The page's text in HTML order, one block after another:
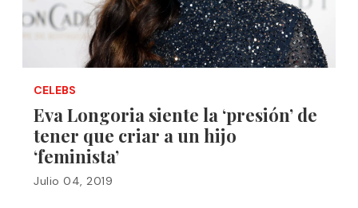
CELEBS
Eva Longoria siente la ‘presión’ de
tener que criar a un hijo
‘feminista’
Julio 04, 2019